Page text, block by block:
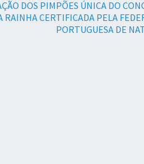
DOS PIMPÕES ÚNICA DO
RAINHA CERTIFICADA PELA
PORTUGUESA DE